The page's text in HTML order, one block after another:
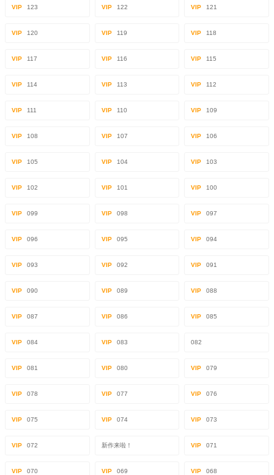
VIP 123 VIP 122 VIP 121
VIP 120 VIP 119 VIP 118
VIP 117 VIP 116 VIP 115
VIP 114 VIP 113 VIP 112
VIP 111 VIP 110 VIP 109
VIP 108 VIP 107 VIP 106
VIP 105 VIP 104 VIP 103
VIP 102 VIP 101 VIP 100
VIP 099 VIP 098 VIP 097
VIP 096 VIP 095 VIP 094
VIP 093 VIP 092 VIP 091
VIP 090 VIP 089 VIP 088
VIP 087 VIP 086 VIP 085
VIP 084 VIP 083 082
VIP 081 VIP 080 VIP 079
VIP 078 VIP 077 VIP 076
VIP 075 VIP 074 VIP 073
VIP 072 新作来啦！ VIP 071
VIP 070 VIP 069 VIP 068